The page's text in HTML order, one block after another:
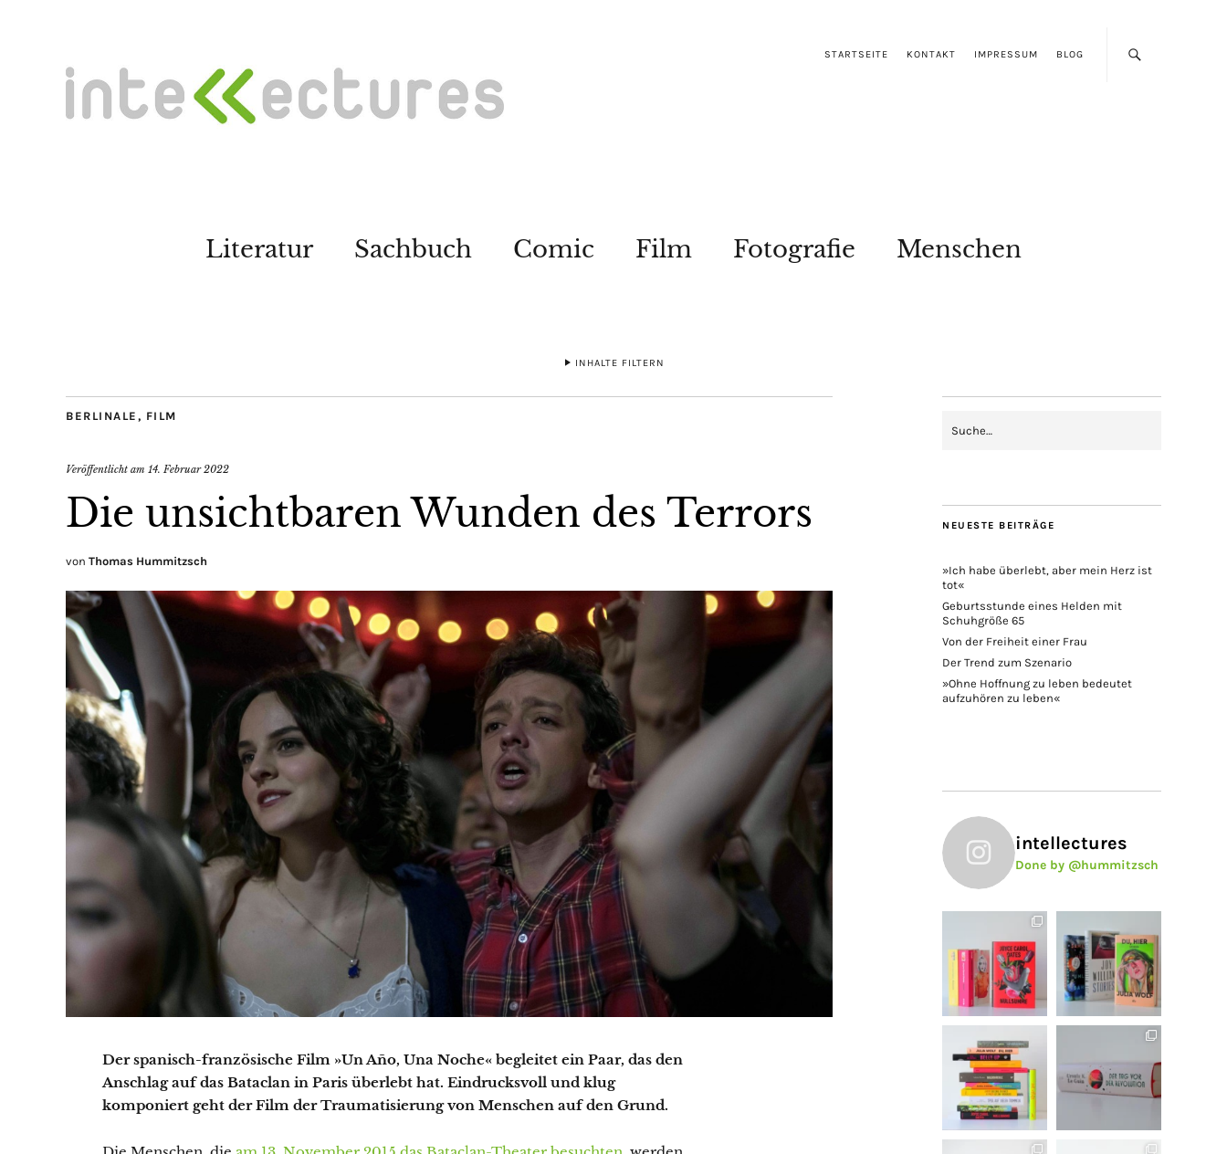
STARTSEITE KONTAKT IMPRESSUM BLOG
Literatur Sachbuch Comic Film Fotografie Menschen
INHALTE FILTERN
BERLINALE , FILM
Veröffentlicht am 14. Februar 2022
Die unsichtbaren Wunden des Terrors
von Thomas Hummitzsch
Der spanisch-französische Film »Un Año, Una Noche« begleitet ein Paar, das den
Anschlag auf das Bataclan in Paris überlebt hat. Eindrucksvoll und klug
komponiert geht der Film der Traumatisierung von Menschen auf den Grund.
NEUESTE BEITRÄGE
»Ich habe überlebt, aber mein Herz ist
tot«
Geburtsstunde eines Helden mit
Schuhgröße 65
Von der Freiheit einer Frau
Der Trend zum Szenario
»Ohne Hoffnung zu leben bedeutet
aufzuhören zu leben«
intellectures
Done by @hummitzsch